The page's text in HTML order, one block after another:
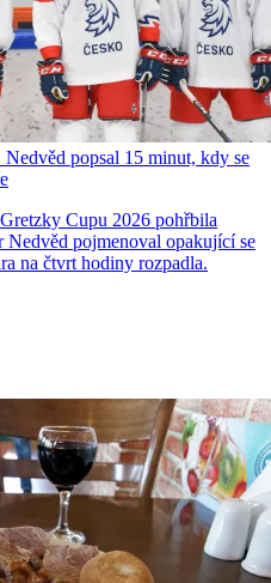
popsal 15 minut, kdy se
Cupu 2026 pohřbila
Nedvěd pojmenoval opakující se
na čtvrt hodiny rozpadla.